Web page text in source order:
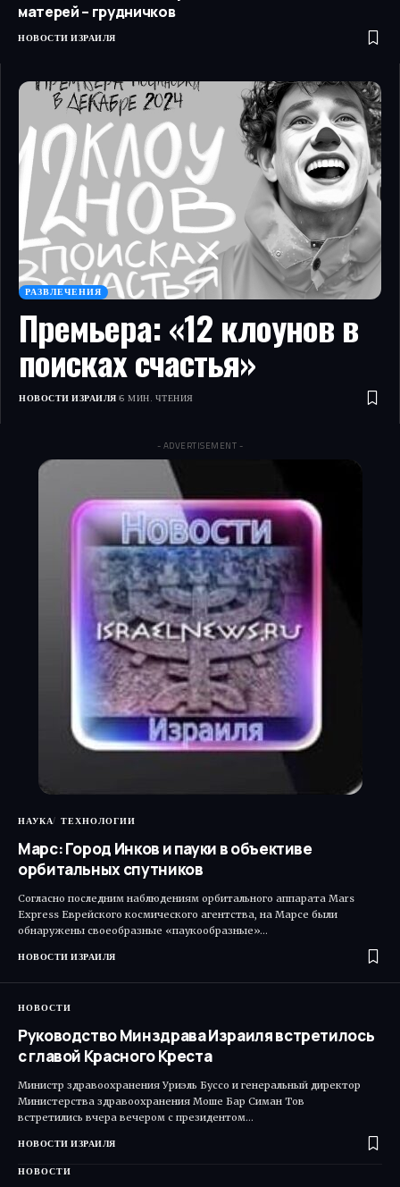
матерей – грудничков
НОВОСТИ ИЗРАИЛЯ
РАЗВЛЕЧЕНИЯ
Премьера: «12 клоунов в
поисках счастья»
НОВОСТИ ИЗРАИЛЯ 6 МИН. ЧТЕНИЯ
- ADVERTISEMENT -
НАУКА ТЕХНОЛОГИИ
Марс: Город Инков и пауки в объективе
орбитальных спутников
Согласно последним наблюдениям орбитального аппарата Mars
Express Еврейского космического агентства, на Марсе были
обнаружены своеобразные «паукообразные»…
НОВОСТИ ИЗРАИЛЯ
НОВОСТИ
Руководство Минздрава Израиля встретилось
с главой Красного Креста
Министр здравоохранения Уриэль Буссо и генеральный директор
Министерства здравоохранения Моше Бар Симан Тов
встретились вчера вечером с президентом…
НОВОСТИ ИЗРАИЛЯ
НОВОСТИ